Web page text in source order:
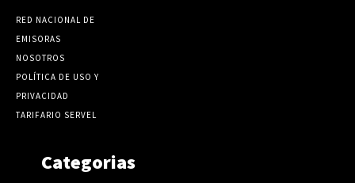
RED NACIONAL DE
EMISORAS
NOSOTROS
POLÍTICA DE USO Y
PRIVACIDAD
TARIFARIO SERVEL
Categorias